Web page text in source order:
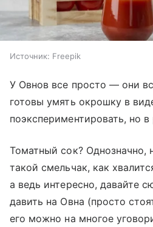
Источник: Freepik
У Овнов все просто — они
готовы умять окрошку в
поэкспериментировать, но
Томатный сок? Однозначно,
такой смельчак, как
а ведь интересно, давайте
давить на Овна (просто
его можно на многое